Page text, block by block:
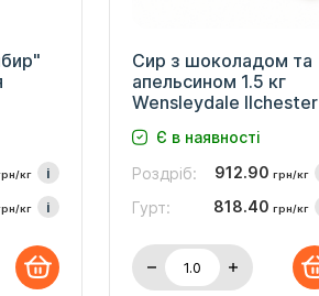
кг i
кг i
Сир з шоколадом та
апельсином 1.5 кг
Wensleydale Ilchester
Є в наявності
Роздріб:
912.90 грн/кг
Гурт: 818.40 грн/кг